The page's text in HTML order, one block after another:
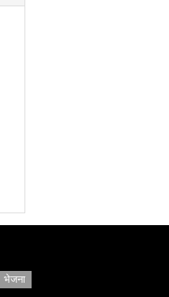
भेजना